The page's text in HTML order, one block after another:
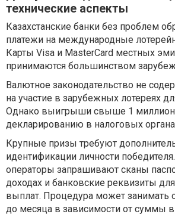
технические аспекты
Казахстанские банки без проблем
платежи на международные
Карты Visa и MasterCard местных
принимаются большинством
Валютное законодательство не
на участие в зарубежных лотереях
Однако выигрыши свыше 1
декларированию в налоговых
Крупные призы требуют
идентификации личности
операторы запрашивают сканы
доходах и банковские реквизиты
выплат. Процедура может занимать
до месяца в зависимости от суммы